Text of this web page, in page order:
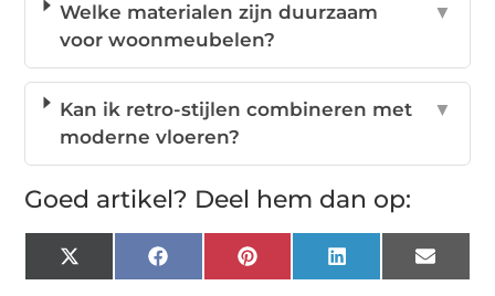
Welke materialen zijn duurzaam
voor woonmeubelen?
▼
Kan ik retro-stijlen combineren met
moderne vloeren?
▼
Goed artikel? Deel hem dan op:
X
(Twitter)
FacebookPinterestLinkedInEmail